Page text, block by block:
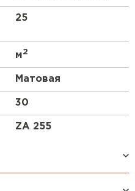
25
м2
Матовая
30
ZA 255